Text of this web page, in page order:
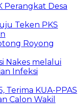
Perangkat Desa
Teken PKS
Royong
Nakes melalui
Infeksi
KUA-PPAS
Calon Wakil